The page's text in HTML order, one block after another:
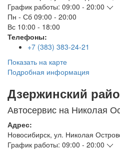
График работы: 09:00 - 20:00
Пн - Сб 09:00 - 20:00
Вс 10:00 - 18:00
Телефоны:
+7 (383) 383-24-21
Показать на карте
Подробная информация
Дзержинский
Автосервис на Николая
Адрес:
Новосибирск, ул. Николая
График работы: 09:00 - 20:00